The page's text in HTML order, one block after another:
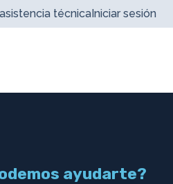
de Mostrar submenú de
técnicaIniciar sesión
ayudarte?